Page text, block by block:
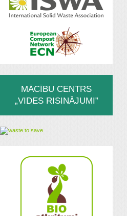
MĀCĪBU CENTRS
„VIDES RISINĀJUMI”